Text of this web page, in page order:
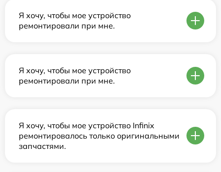
Я хочу, чтобы мое устройство
ремонтировали при мне.
Я хочу, чтобы мое устройство
ремонтировали при мне.
Я хочу, чтобы мое устройство Infinix
ремонтировалось только оригинальными
запчастями.